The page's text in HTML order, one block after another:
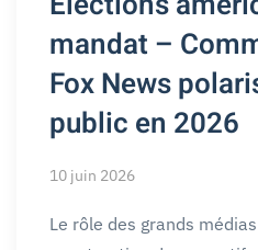
mandat –
Fox News
public en 2026
10 juin 2026
Le rôle des grands